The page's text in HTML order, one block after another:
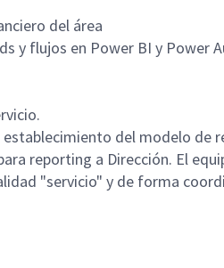
del área
y flujos en Power BI y
del modelo
reporting a Dirección. El
"servicio" y de forma